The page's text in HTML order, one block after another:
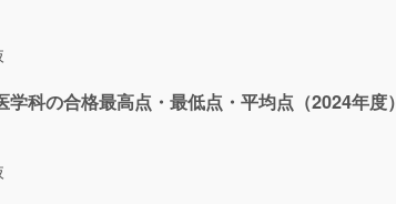
科の合格最高点・最低点・平均点（2024年度）